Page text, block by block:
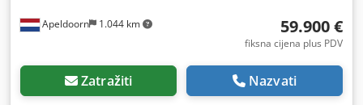
Apeldoorn 1.044 km 59.900 €
fiksna cijena plus PDV
Zatražiti Nazvati